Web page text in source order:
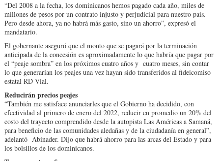
“Del 2008 a la fecha, los dominicanos hemos pagado cada año, miles de
millones de pesos por un contrato injusto y perjudicial para nuestro país.
Pero desde ahora, ya no habrá más gasto, sino un ahorro”, expresó el
mandatario.
El gobernante aseguró que el monto que se pagará por la terminación
anticipada de la concesión es aproximadamente lo que habría que pagar por
el “peaje sombra” en los próximos cuatro años y cuatro meses, sin contar
lo que generarían los peajes una vez hayan sido transferidos al fideicomiso
estatal RD Vial.
Reducirán precios peajes
“También me satisface anunciarles que el Gobierno ha decidido, con
efectividad al primero de enero del 2022, reducir en promedio un 20% del
costo del trayecto comprendido desde la autopista Las Américas a Samaná,
para beneficio de las comunidades aledañas y de la ciudadanía en general”,
adelantó Abinader. Dijo que habrá ahorro para las arcas del Estado y para
los bolsillos de los dominicanos.